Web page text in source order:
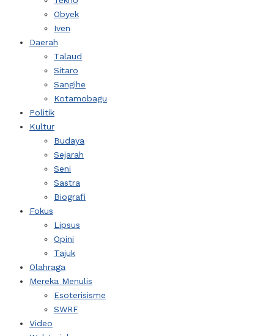
Obyek
Iven
Daerah
Talaud
Sitaro
Sangihe
Kotamobagu
Politik
Kultur
Budaya
Sejarah
Seni
Sastra
Biografi
Fokus
Lipsus
Opini
Tajuk
Olahraga
Mereka Menulis
Esoterisisme
SWRF
Video